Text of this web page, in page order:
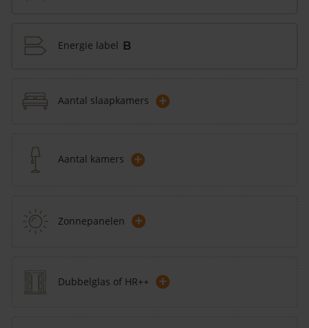
Energie label B
Aantal slaapkamers +
Aantal kamers +
Zonnepanelen +
Dubbelglas of HR++ +